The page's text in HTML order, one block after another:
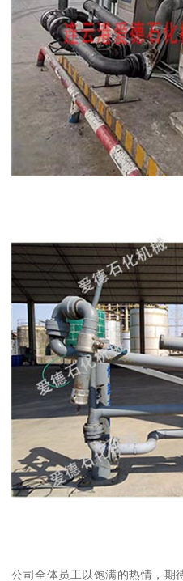
公司全体员工以饱满的热情，期